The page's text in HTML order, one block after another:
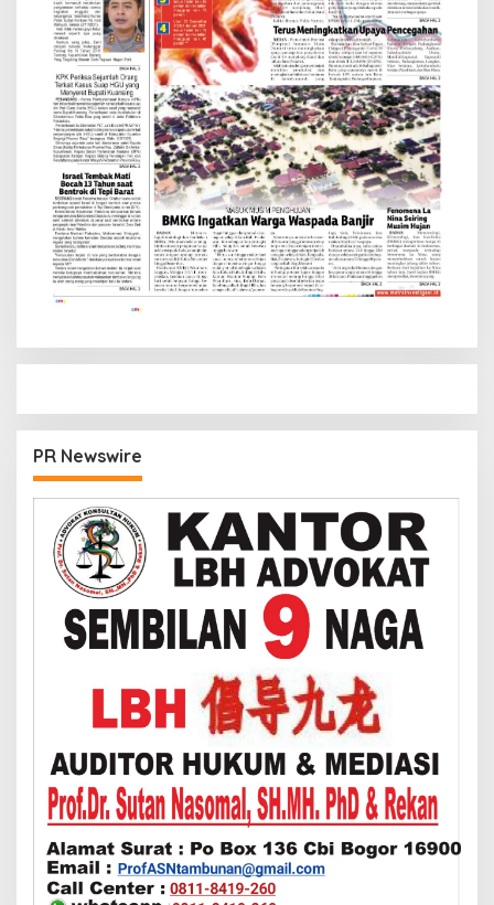
PR Newswire